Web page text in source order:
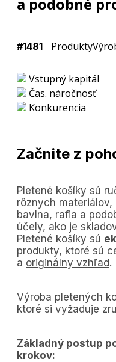
#1481 Produkty
Vstupný kapitál
Čas. náročnosť
Konkurencia
Začnite z
Pletené košíky sú
rôznych materiálov,
bavlna, rafia a
účely, ako je
Pletené košíky sú
produkty, ktoré sú
a originálny vzhľad.
Výroba pletených
ktoré si vyžaduje
Základný postup
krokov: